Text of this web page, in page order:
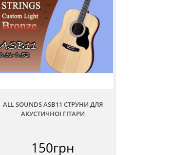
ALL SOUNDS ASB11 СТРУНИ ДЛЯ
АКУСТИЧНОЇ ГІТАРИ
150грн